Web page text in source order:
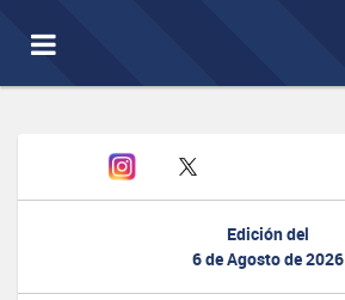
Toggle
navigation
Edición del
6 de Agosto de 2026